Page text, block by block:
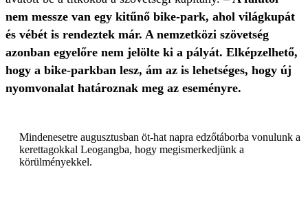
nem messze van egy kitűnő bike-park, ahol világkupát
és vébét is rendeztek már. A nemzetközi szövetség
azonban egyelőre nem jelölte ki a pályát. Elképzelhető,
hogy a bike-parkban lesz, ám az is lehetséges, hogy új
nyomvonalat határoznak meg az eseményre.
Mindenesetre augusztusban öt-hat napra edzőtáborba vonulunk a
kerettagokkal Leogangba, hogy megismerkedjünk a
körülményekkel.